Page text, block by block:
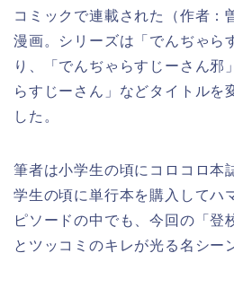
コミックで連載された（作者：
漫画。シリーズは「でんぢゃら
り、「でんぢゃらすじーさん邪
らすじーさん」などタイトルを
した。
筆者は小学生の頃にコロコロ本
学生の頃に単行本を購入してハ
ピソードの中でも、今回の「登
とツッコミのキレが光る名シー